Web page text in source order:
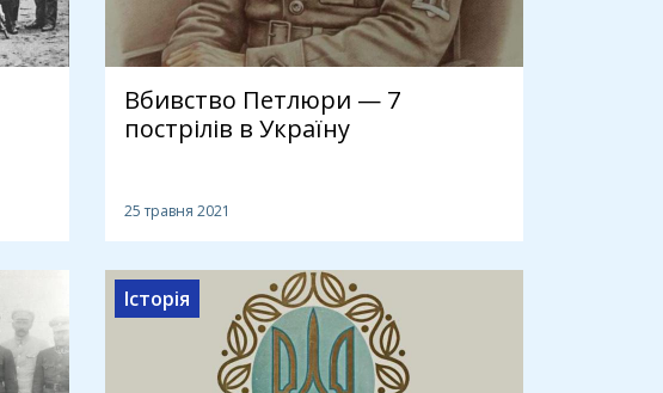
Вбивство Петлюри — 7
пострілів в Україну
25 травня 2021
Історія